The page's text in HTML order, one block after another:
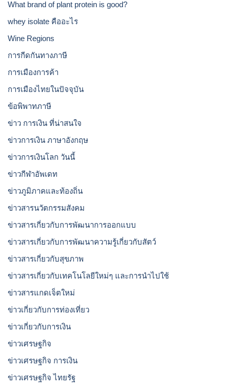
What brand of plant protein is good?
whey isolate คืออะไร
Wine Regions
การกีดกันทางภาษี
การเมืองการค้า
การเมืองไทยในปัจจุบัน
ข้อพิพาทภาษี
ข่าว การเงิน ที่น่าสนใจ
ข่าวการเงิน ภาษาอังกฤษ
ข่าวการเงินโลก วันนี้
ข่าวกีฬาอัพเดท
ข่าวภูมิภาคและท้องถิ่น
ข่าวสารนวัตกรรมสังคม
ข่าวสารเกี่ยวกับการพัฒนาการออกแบบ
ข่าวสารเกี่ยวกับการพัฒนาความรู้เกี่ยวกับสัตว์
ข่าวสารเกี่ยวกับสุขภาพ
ข่าวสารเกี่ยวกับเทคโนโลยีใหม่ๆ และการนำไปใช้
ข่าวสารแกดเจ็ตใหม่
ข่าวเกี่ยวกับการท่องเที่ยว
ข่าวเกี่ยวกับการเงิน
ข่าวเศรษฐกิจ
ข่าวเศรษฐกิจ การเงิน
ข่าวเศรษฐกิจ ไทยรัฐ